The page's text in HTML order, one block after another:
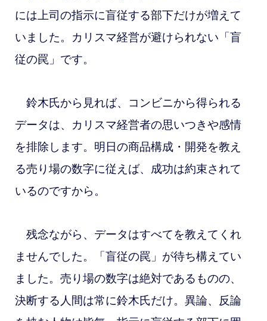
には上司の指示に盲従する部下だけが増えて
いました。カリスマ経営が避けられない「盲
従の罠」です。
鈴木氏から見れば、コンビニから得られる
データは、カリスマ経営者の思いつきや感情
を排除します。明日の商品構成・開発を教え
る売り場の数字に従えば、成功は約束されて
いるのですから。
残念ながら、データはすべてを教えてくれ
ませんでした。「盲従の罠」が待ち構えてい
ました。売り場の数字は絶対であるものの、
決断する人間は常に鈴木氏だけ。異論、反論